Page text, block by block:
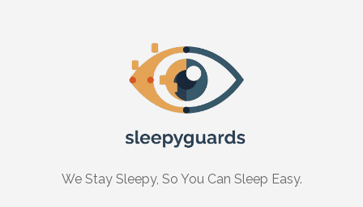
We Stay Sleepy, So You Can Sleep Easy.